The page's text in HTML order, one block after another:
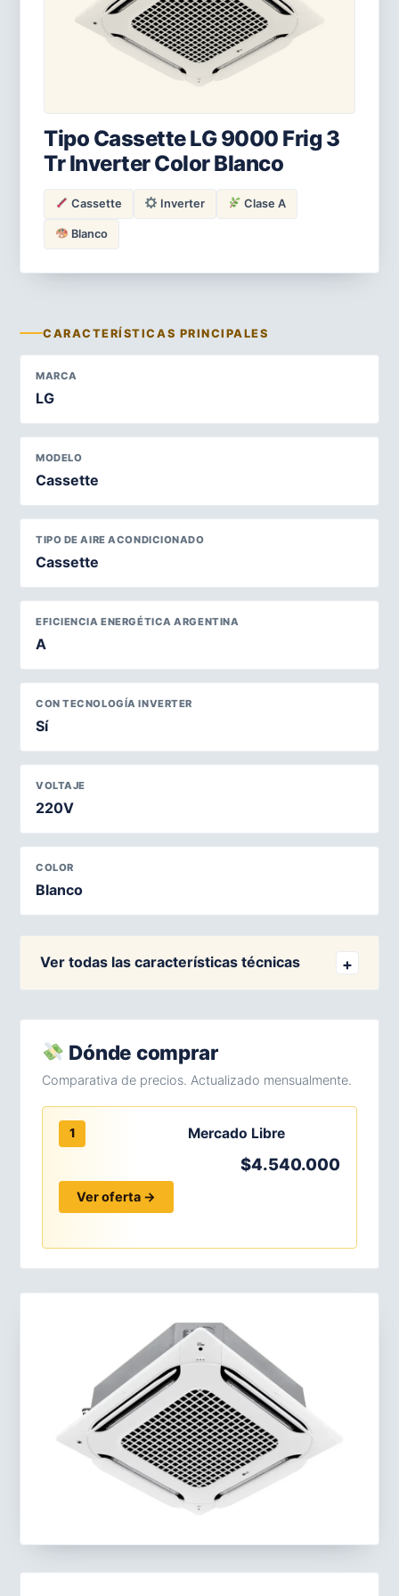
Tipo Cassette LG 9000 Frig 3
Tr Inverter Color Blanco
Cassette Inverter Clase A
Blanco
CARACTERÍSTICAS PRINCIPALES
MARCA
LG
MODELO
Cassette
TIPO DE AIRE ACONDICIONADO
Cassette
EFICIENCIA ENERGÉTICA ARGENTINA
A
CON TECNOLOGÍA INVERTER
Sí
VOLTAJE
220V
COLOR
Blanco
Ver todas las características técnicas
Dónde comprar
Comparativa de precios. Actualizado mensualmente.
1 Mercado Libre
$4.540.000
Ver oferta →